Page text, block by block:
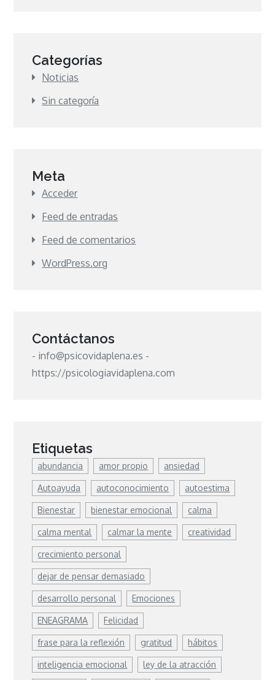
Categorías
Noticias
Sin categoría
Meta
Acceder
Feed de entradas
Feed de comentarios
WordPress.org
Contáctanos
- info@psicovidaplena.es -
https://psicologiavidaplena.com
Etiquetas
abundancia amor propio ansiedad
Autoayuda autoconocimiento autoestima
Bienestar bienestar emocional calma
calma mental calmar la mente creatividad
crecimiento personal
dejar de pensar demasiado
desarrollo personal Emociones
ENEAGRAMA Felicidad
frase para la reflexión gratitud hábitos
inteligencia emocional ley de la atracción